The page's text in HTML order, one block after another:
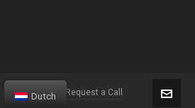
Home Request a Call
Dutch